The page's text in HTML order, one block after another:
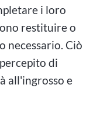
i loro
restituire o
necessario. Ciò
di
all'ingrosso e